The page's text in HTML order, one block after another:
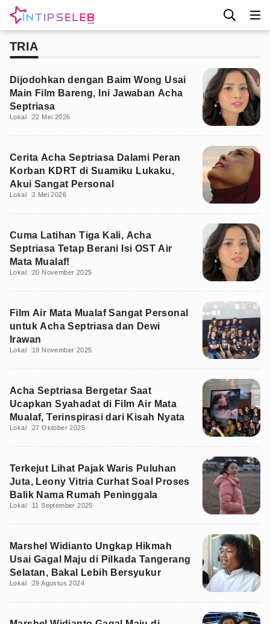
TRIA
Dijodohkan dengan Baim Wong Usai
Main Film Bareng, Ini Jawaban Acha
Septriasa
Lokal 22 Mei 2026
Cerita Acha Septriasa Dalami Peran
Korban KDRT di Suamiku Lukaku,
Akui Sangat Personal
Lokal 2 Mei 2026
Cuma Latihan Tiga Kali, Acha
Septriasa Tetap Berani Isi OST Air
Mata Mualaf!
Lokal 20 November 2025
Film Air Mata Mualaf Sangat Personal
untuk Acha Septriasa dan Dewi
Irawan
Lokal 19 November 2025
Acha Septriasa Bergetar Saat
Ucapkan Syahadat di Film Air Mata
Mualaf, Terinspirasi dari Kisah Nyata
Lokal 27 Oktober 2025
Terkejut Lihat Pajak Waris Puluhan
Juta, Leony Vitria Curhat Soal Proses
Balik Nama Rumah Peninggala
Lokal 11 September 2025
Marshel Widianto Ungkap Hikmah
Usai Gagal Maju di Pilkada Tangerang
Selatan, Bakal Lebih Bersyukur
Lokal 29 Agustus 2024